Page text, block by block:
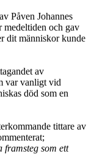
Påven Johannes
medeltiden och gav
dit människor kunde
av
var vanligt vid
död som en
tittare av
som ett